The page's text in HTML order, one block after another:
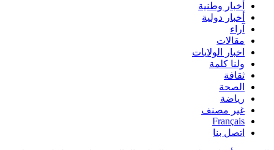
أخبار وطنية
أخبار دولية
آراء
مقالات
اخبار الولايات
ولنا كلمة
ثقافة
الصحة
رياضة
غير مصنف
Français
اتصل بنا